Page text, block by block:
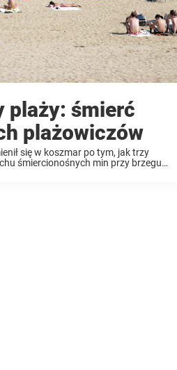
plaży: śmierć
plażowiczów
się w koszmar po tym, jak trzy
śmiercionośnych min przy brzegu